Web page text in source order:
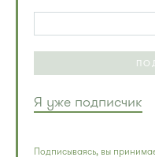
Я уже подписчик
Подписываясь, вы